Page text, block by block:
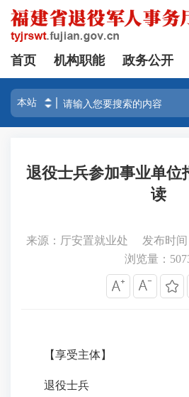
首页 机构职能 政务公开
退役士兵参加事业单位
读
来源：厅安置就业处
发布时间
浏览量：
【享受主体】
退役士兵